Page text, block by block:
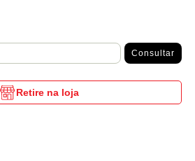
Consultar
Retire na loja